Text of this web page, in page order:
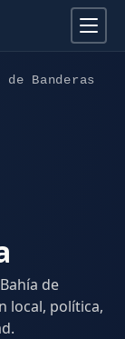
de Banderas
de
local, política,